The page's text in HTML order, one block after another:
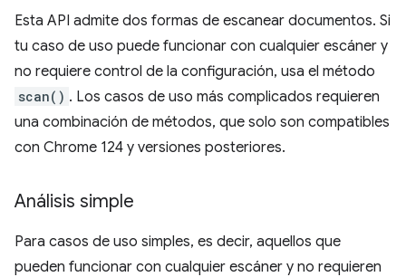
Esta API admite dos formas de escanear documentos. Si
tu caso de uso puede funcionar con cualquier escáner y
no requiere control de la configuración, usa el método
scan() . Los casos de uso más complicados requieren
una combinación de métodos, que solo son compatibles
con Chrome 124 y versiones posteriores.
Análisis simple
Para casos de uso simples, es decir, aquellos que
pueden funcionar con cualquier escáner y no requieren